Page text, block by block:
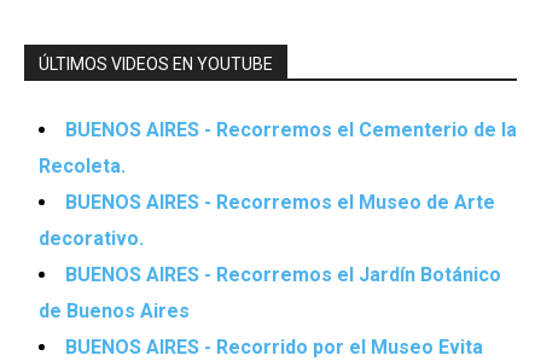
ÚLTIMOS VIDEOS EN YOUTUBE
BUENOS AIRES - Recorremos el Cementerio de la
Recoleta.
BUENOS AIRES - Recorremos el Museo de Arte
decorativo.
BUENOS AIRES - Recorremos el Jardín Botánico
de Buenos Aires
BUENOS AIRES - Recorrido por el Museo Evita